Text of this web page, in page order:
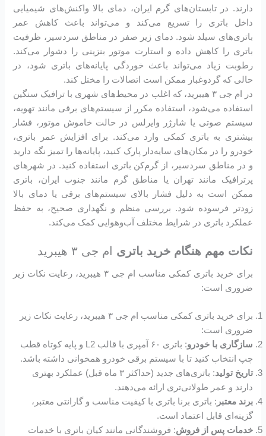
دارند. در تابستان‌های گرم ایران، دمای بالا واکنش‌های شیمیایی
داخل باتری را تسریع می‌کند و می‌تواند باعث کاهش عمر
باتری‌های سیلد شود. دمای زیر صفر در مناطق سردسیر، ظرفیت
باتری را کاهش داده و استارت موتور بنزینی را دشوار می‌کند.
رطوبت زیاد می‌تواند باعث خوردگی پایانه‌های باتری شود، در
حالی که گردوغبار ممکن است اتصالات را مختل کند.
در ام جی ۳ هیبرید، که اغلب در محیط‌های شهری با ترافیک سنگین
استفاده می‌شود، استفاده مکرر از سیستم‌های برقی مانند تهویه،
سیستم صوتی یا شارژر وایرلس در حالت خاموش موتور، فشار
بیشتری به باتری کمکی وارد می‌کند. برای افزایش عمر باتری،
خودرو را در مکان‌های سایه‌دار پارک کنید، پایانه‌ها را تمیز نگه دارید
و در مناطق سردسیر، از گرم‌کن باتری استفاده کنید. در شهرهای
پرترافیک مانند تهران یا مناطق گرم مانند جنوب ایران، باتری
ممکن است به دلیل فشار بالای سیستم‌های برقی یا دمای بالا
زودتر فرسوده شود. بررسی منظم و نگهداری صحیح، به حفظ
عملکرد باتری در شرایط مختلف آب‌وهوایی کمک می‌کند.
نکات مهم هنگام خرید باتری ام جی ۳ هیبرید
برای خرید باتری کمکی مناسب ام جی ۳ هیبرید، رعایت نکات زیر
ضروری است:
برای خرید باتری کمکی مناسب ام جی ۳ هیبرید، رعایت نکات زیر
ضروری است:
سازگاری با خودرو
: باتری ۶۰ آمپری با قالب L2 و پایه کوتاه قطب
چپ انتخاب کنید تا با سیستم برقی خودرو همخوانی داشته باشد.
تاریخ تولید
: باتری‌های جدید (حداکثر ۳ ماه قبل) عملکرد بهتری
دارند و عمر طولانی‌تری ارائه می‌دهند.
برند معتبر : باتری برنا باتری با کیفیت مناسب و گارانتی معتبر،
گزینه‌ای قابل اعتماد است.
خدمات پس از فروش: فروشندگانی مانند کیان باتری با خدمات